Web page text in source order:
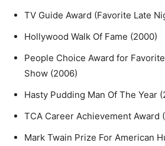
TV Guide Award (Favorite Late
Hollywood Walk Of Fame (2000)
People Choice Award for
Show (2006)
Hasty Pudding Man Of The Year
TCA Career Achievement Award
Mark Twain Prize For American